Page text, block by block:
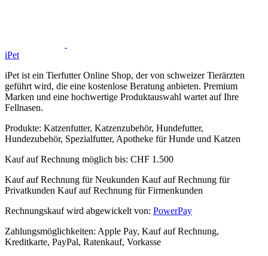
iPet
iPet ist ein Tierfutter Online Shop, der von schweizer Tierärzten
geführt wird, die eine kostenlose Beratung anbieten. Premium
Marken und eine hochwertige Produktauswahl wartet auf Ihre
Fellnasen.
Produkte: Katzenfutter, Katzenzubehör, Hundefutter,
Hundezubehör, Spezialfutter, Apotheke für Hunde und Katzen
Kauf auf Rechnung möglich bis: CHF 1.500
Kauf auf Rechnung für Neukunden Kauf auf Rechnung für
Privatkunden Kauf auf Rechnung für Firmenkunden
Rechnungskauf wird abgewickelt von: PowerPay
Zahlungsmöglichkeiten: Apple Pay, Kauf auf Rechnung,
Kreditkarte, PayPal, Ratenkauf, Vorkasse